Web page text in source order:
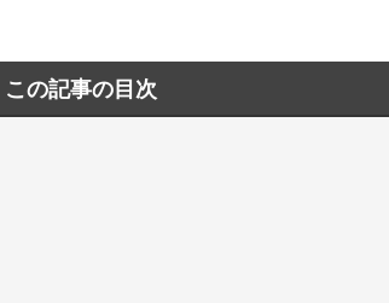
この記事の目次